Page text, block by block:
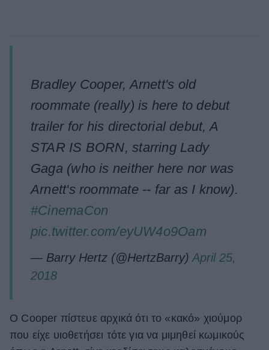
Bradley Cooper, Arnett's old
roommate (really) is here to debut
trailer for his directorial debut, A
STAR IS BORN, starring Lady
Gaga (who is neither here nor was
Arnett's roommate -- far as I know).
#CinemaCon
pic.twitter.com/eyUW4o9Oam
— Barry Hertz (@HertzBarry) April 25,
2018
Ο Cooper πίστευε αρχικά ότι το «κακό» χιούμορ
που είχε υιοθετήσει τότε για να μιμηθεί κωμικούς